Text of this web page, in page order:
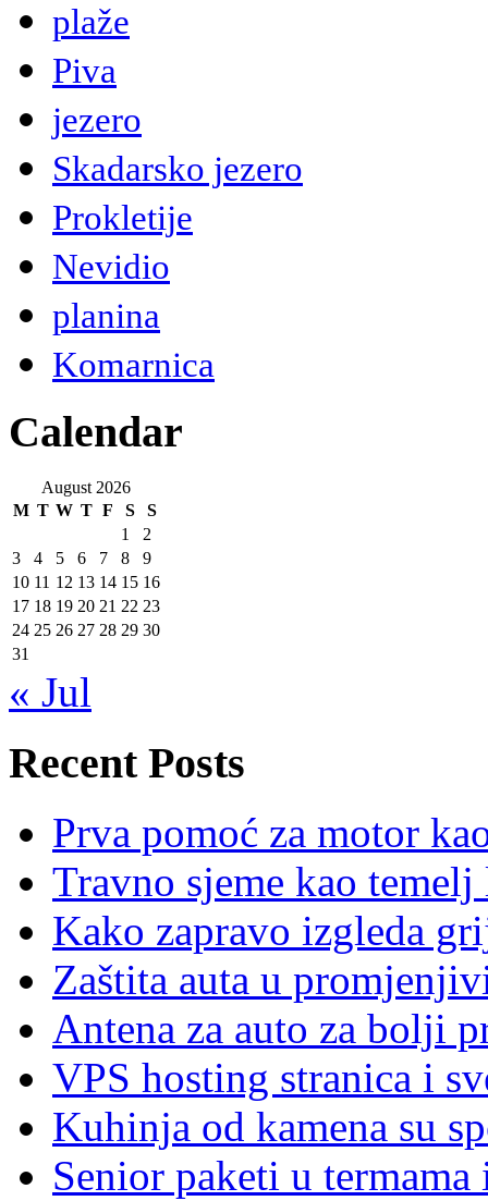
plaže
Piva
jezero
Skadarsko jezero
Prokletije
Nevidio
planina
Komarnica
Calendar
August 2026
M T W T F S
S
1
2
3
4 5 6 7 8
9
10 11 12 13 14 15 16
17 18 19 20 21 22 23
24 25 26 27 28 29 30
31
« Jul
Recent Posts
Prva pomoć za motor
Travno sjeme kao
Kako zapravo izgleda
Zaštita auta u
Antena za auto za bolji
VPS hosting stranica i
Kuhinja od kamena su
Senior paketi u